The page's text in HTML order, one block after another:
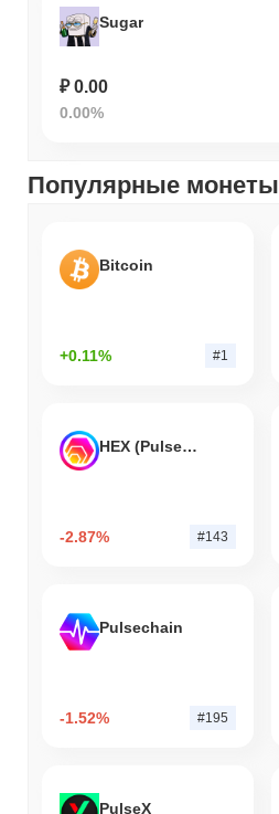
Sugar
₽ 0.00
0.00%
Популярные монеты
Bitcoin
+0.11% #1
HEX (Pulsechain)
-2.87% #143
Pulsechain
-1.52% #195
PulseX